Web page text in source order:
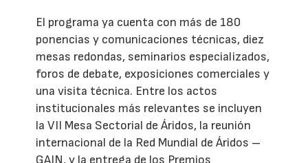
El programa ya cuenta con más de 180
ponencias y comunicaciones técnicas, diez
mesas redondas, seminarios especializados,
foros de debate, exposiciones comerciales y
una visita técnica. Entre los actos
institucionales más relevantes se incluyen
la VII Mesa Sectorial de Áridos, la reunión
internacional de la Red Mundial de Áridos –